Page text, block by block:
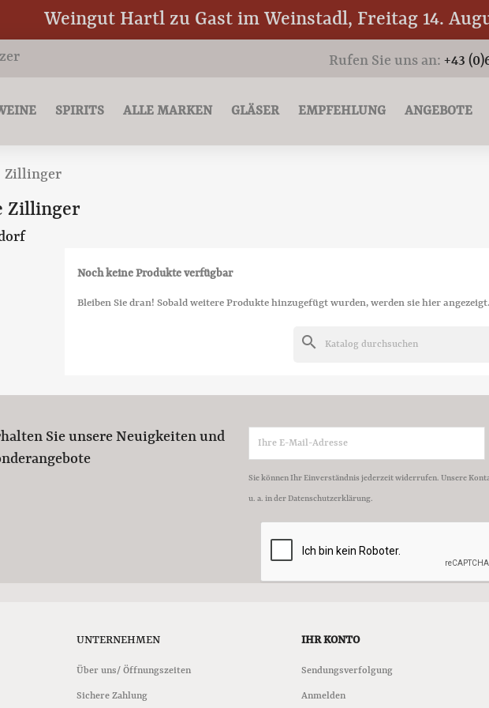
Weingut Hartl zu Gast im Weinstadl, Freitag 14.
Rufen Sie uns an: +43
SPIRITS ALLE MARKEN GLÄSER EMPFEHLUNG ANGEBOTE
Zillinger
Zillinger
Noch keine Produkte verfügbar
Bleiben Sie dran! Sobald weitere Produkte hinzugefügt wurden, werden sie hier angezeigt.
search
Sie unsere Neuigkeiten und
Sie können Ihr Einverständnis jederzeit widerrufen. Unsere
u. a. in der Datenschutzerklärung.
UNTERNEHMEN
Über uns/ Öffnungszeiten
Sichere Zahlung
IHR KONTO
Sendungsverfolgung
Anmelden